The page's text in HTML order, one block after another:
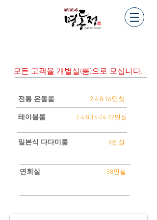
모든 고객을 개별실(룸)으로 모십니다.
​전통 온돌룸 2·4·8·16인실
테이블룸 2·4·8·16·24·32인실
일본식 다다미룸 8인실
​연회실 58인실